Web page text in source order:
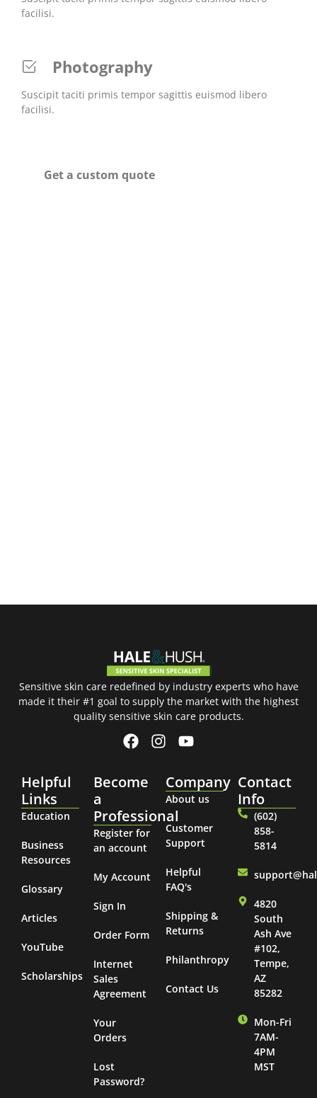
facilisi.
Photography
Suscipit taciti primis tempor sagittis euismod libero
facilisi.
Get a custom quote
Sensitive skin care redefined by industry experts who have
made it their #1 goal to supply the market with the highest
quality sensitive skin care products.
Helpful
Links
Education
Business
Resources
Glossary
Articles
YouTube
Scholarships
Become
a
Professional
Register for
an account
My Account
Sign In
Order Form
Internet
Sales
Agreement
Your
Orders
Lost
Password?
Company
About us
Customer
Support
Helpful
FAQ's
Shipping &
Returns
Philanthropy
Contact Us
Contact
Info
(602)
858-
5814
4820
South
Ash Ave
#102,
Tempe,
AZ
85282
Mon-Fri
7AM-
4PM
MST